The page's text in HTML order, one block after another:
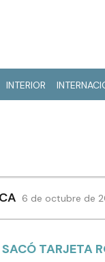
INTERIOR
6 de octubre de
SACÓ TARJETA